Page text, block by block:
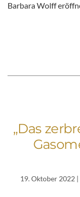
Barbara Wolff
„Das
19. Oktober 2022|